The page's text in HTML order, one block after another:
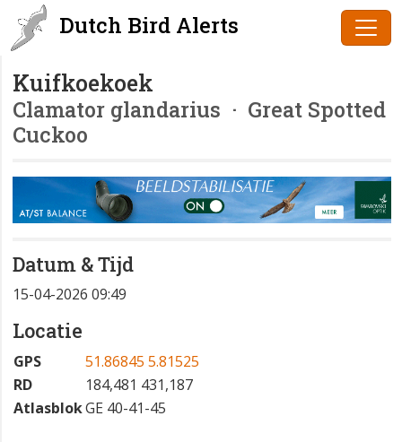
Dutch Bird Alerts
Kuifkoekoek
Clamator glandarius · Great Spotted
Cuckoo
Datum & Tijd
15-04-2026 09:49
Locatie
GPS
51.86845 5.81525
RD
184,481 431,187
AtlasblokGE 40-41-45